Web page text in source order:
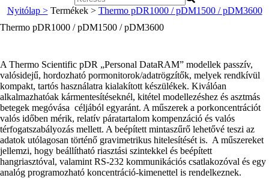
Nyitólap > Termékek > Thermo pDR1000 / pDM1500 / pDM3600
Thermo pDR1000 / pDM1500 / pDM3600
A Thermo Scientific pDR „Personal DataRAM” modellek passzív,
valósidejű, hordozható pormonitorok/adatrögzítők, melyek rendkívül
kompakt, tartós használatra kialakított készülékek. Kiválóan
alkalmazhatóak kármentesítéseknél, kitétel modellezéshez és asztmás
betegek megóvása céljából egyaránt. A műszerek a porkoncentrációt
valós időben mérik, relatív páratartalom kompenzáció és valós
térfogatszabályozás mellett. A beépített mintaszűrő lehetővé teszi az
adatok utólagosan történő gravimetrikus hitelesítését is. A műszereket
jellemzi, hogy beállítható riasztási szintekkel és beépített
hangriasztóval, valamint RS-232 kommunikációs csatlakozóval és egy
analóg programozható koncentráció-kimenettel is rendelkeznek.